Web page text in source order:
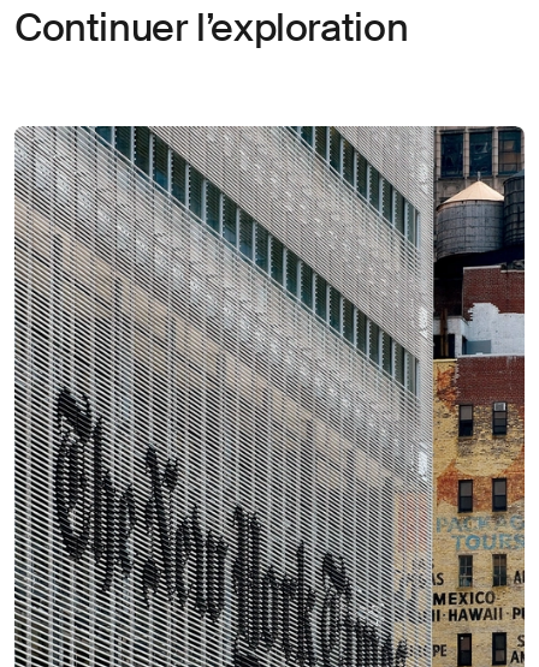
Continuer l’exploration